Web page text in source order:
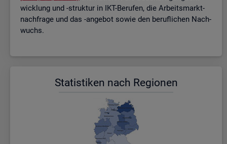
wick­lung und -struk­tur in IKT-Be­ru­fen, die Ar­beits­markt­
nach­fra­ge und das -an­ge­bot sowie den be­ruf­li­chen Nach­
wuchs.
Sta­tis­ti­ken nach Re­gio­nen